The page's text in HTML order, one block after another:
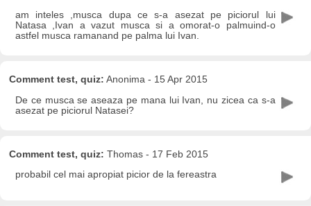
am inteles ,musca dupa ce s-a asezat pe piciorul lui
Natasa ,Ivan a vazut musca si a omorat-o palmuind-o
astfel musca ramanand pe palma lui Ivan.
Comment test, quiz: Anonima - 15 Apr 2015
De ce musca se aseaza pe mana lui Ivan, nu zicea ca s-a
asezat pe piciorul Natasei?
Comment test, quiz: Thomas - 17 Feb 2015
probabil cel mai apropiat picior de la fereastra